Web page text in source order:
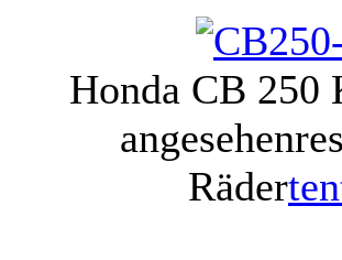
Honda CB 250
angesehen
Räder